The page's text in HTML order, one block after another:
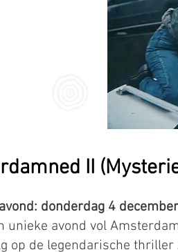
II
donderdag 4 december
unieke avond vol
op de legendarische